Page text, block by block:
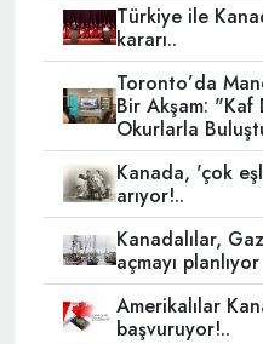
Türkiye ile
kararı..
Toronto’da
Bir Akşam: "Kaf
Okurlarla
Kanada, 'çok
arıyor!..
Kanadalılar,
açmayı planlıyor
Amerikalılar
başvuruyor!..